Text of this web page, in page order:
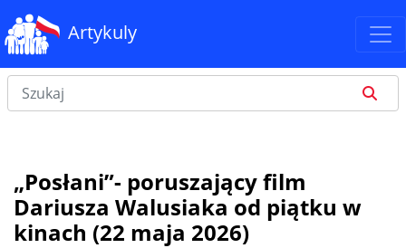
Artykuly
„Posłani”- poruszający film
Dariusza Walusiaka od piątku w
kinach (22 maja 2026)